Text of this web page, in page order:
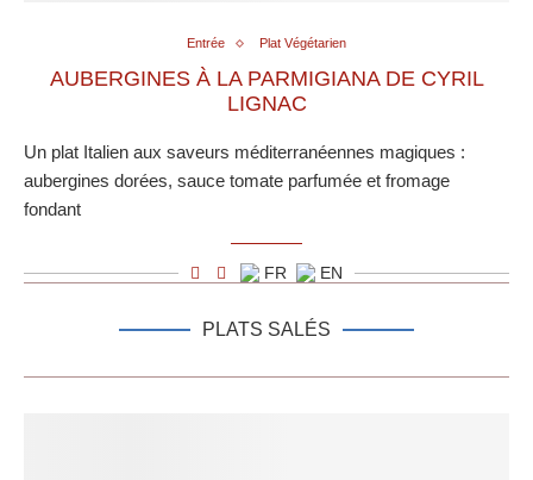
Entrée Plat Végétarien
AUBERGINES À LA PARMIGIANA DE CYRIL
LIGNAC
Un plat Italien aux saveurs méditerranéennes magiques :
aubergines dorées, sauce tomate parfumée et fromage
fondant
FR EN
PLATS SALÉS